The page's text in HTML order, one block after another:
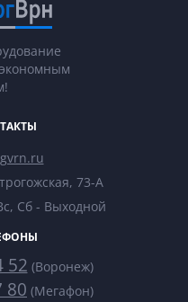
73-А
Сб - Выходной
52 (Воронеж)
80 (Мегафон)